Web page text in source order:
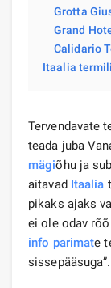
Grotta
Grand
Calidario
Itaalia
Tervendavate
teada juba
mägiõhu ja
aitavad Itaalia
pikaks ajaks
ei ole odav
info parimate
sissepääsuga”.